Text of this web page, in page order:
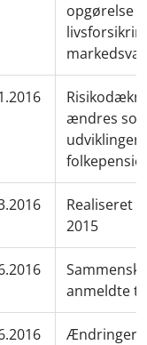
opgørelse
ændres
udviklingen
Realiseret
2015
anmeldte
Ændringer